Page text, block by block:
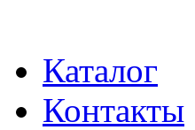
Каталог
Контакты